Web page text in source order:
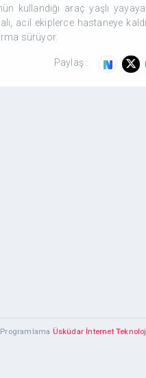
kullandığı araç yaşlı
acil ekiplerce hastaneye
sürüyor.
Paylaş :
Programlama Üsküdar İnternet